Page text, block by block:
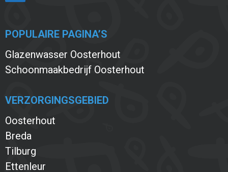
POPULAIRE PAGINA’S
Glazenwasser Oosterhout
Schoonmaakbedrijf Oosterhout
VERZORGINGSGEBIED
Oosterhout
Breda
Tilburg
Ettenleur